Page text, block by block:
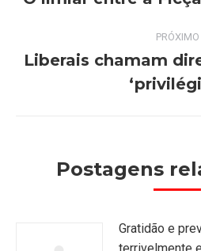
PRÓXIMO
Liberais chamam
Postagens
Gratidão e